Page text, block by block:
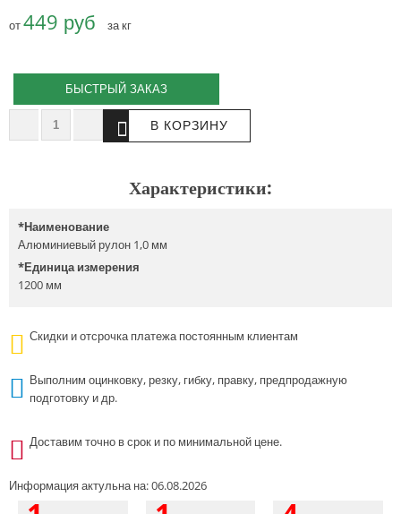
от449 руб за кг
БЫСТРЫЙ ЗАКАЗ
Характеристики:
*Наименование
Алюминиевый рулон 1,0 мм
*Единица измерения
1200 мм
Скидки и отсрочка платежа постоянным клиентам
Выполним оцинковку, резку, гибку, правку, предпродажную
подготовку и др.
Доставим точно в срок и по минимальной цене.
Информация актульна на: 06.08.2026